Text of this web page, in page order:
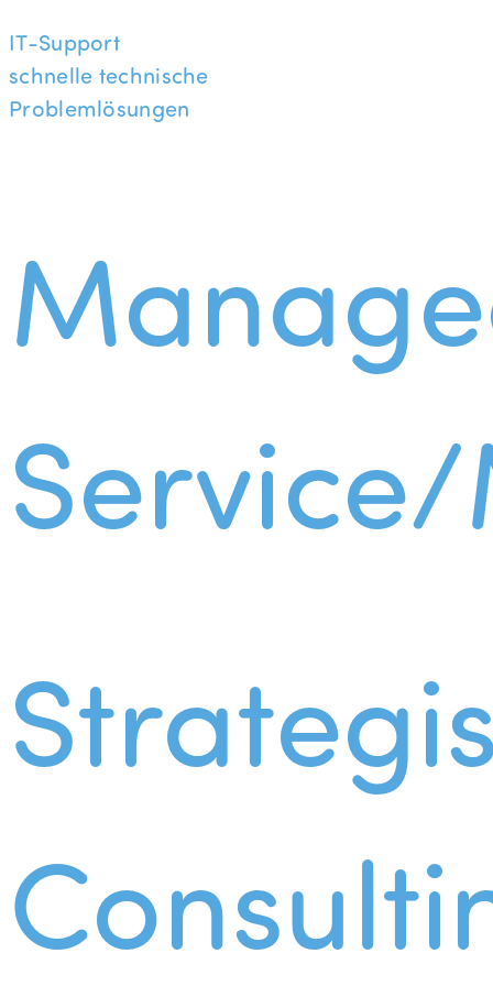
IT-Support
schnelle technische
Problemlösungen